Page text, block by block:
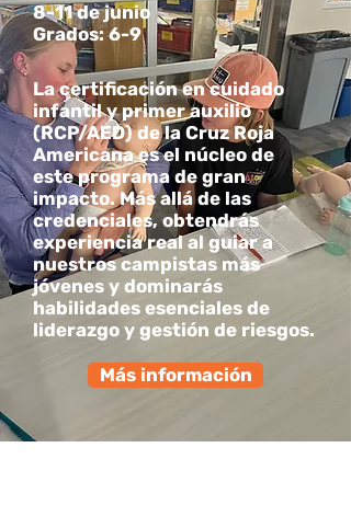
8-11 de junio
Grados: 6-9
La certificación en cuidado
infantil y primer auxilio
(RCP/AED) de la Cruz Roja
Americana es el núcleo de
este programa de gran
impacto. Más allá de las
credenciales, obtendrás
experiencia real al guiar a
nuestros campistas más
jóvenes y dominarás
habilidades esenciales de
liderazgo y gestión de riesgos.
Más información